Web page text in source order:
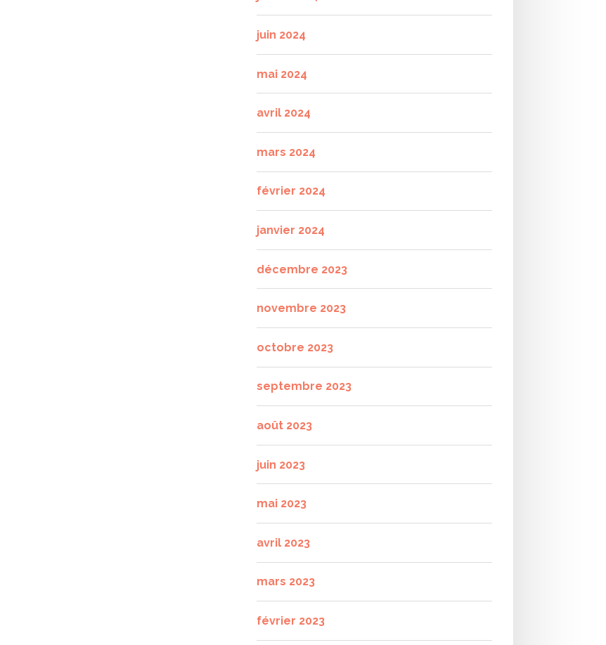
juin 2024
mai 2024
avril 2024
mars 2024
février 2024
janvier 2024
décembre 2023
novembre 2023
octobre 2023
septembre 2023
août 2023
juin 2023
mai 2023
avril 2023
mars 2023
février 2023